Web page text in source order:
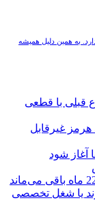
به همین دلیل همیشه
قبلی با قطعی
غیرقابل
آغاز شود
یا شغل تخصصی